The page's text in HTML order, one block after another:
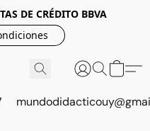
DE CRÉDITO BBVA